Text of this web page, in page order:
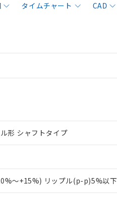
タイムチャート CAD
形 シャフトタイプ
～+15%) リップル(p-p)5%以下